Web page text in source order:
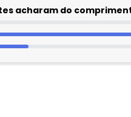
acharam do